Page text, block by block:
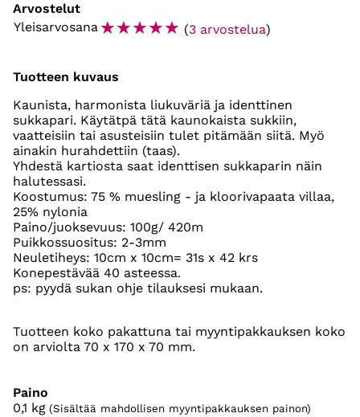
Arvostelut
Yleisarvosana☆☆☆☆☆ (3 arvostelua)
Tuotteen kuvaus
Kaunista, harmonista liukuväriä ja identtinen
sukkapari. Käytätpä tätä kaunokaista sukkiin,
vaatteisiin tai asusteisiin tulet pitämään siitä. Myö
ainakin hurahdettiin (taas).
Yhdestä kartiosta saat identtisen sukkaparin näin
halutessasi.
Koostumus: 75 % muesling - ja kloorivapaata villaa,
25% nylonia
Paino/juoksevuus: 100g/ 420m
Puikkossuositus: 2-3mm
Neuletiheys: 10cm x 10cm= 31s x 42 krs
Konepestävää 40 asteessa.
ps: pyydä sukan ohje tilauksesi mukaan.
Tuotteen koko pakattuna tai myyntipakkauksen koko
on arviolta 70 x 170 x 70 mm.
Paino
0,1 kg (Sisältää mahdollisen myyntipakkauksen painon)